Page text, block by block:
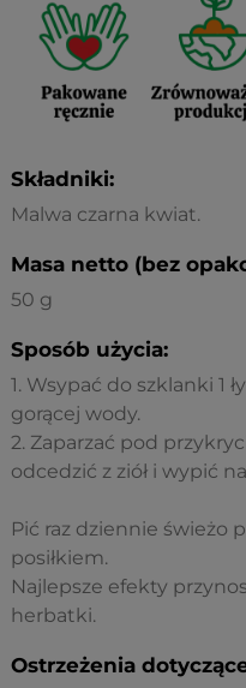
Składniki:
Malwa czarna kwiat.
Masa netto (bez
50 g
Sposób użycia:
1. Wsypać do szklanki 1
gorącej wody.
2. Zaparzać pod
odcedzić z ziół i wypić
Pić raz dziennie świeżo
posiłkiem.
Najlepsze efekty
herbatki.
Ostrzeżenia